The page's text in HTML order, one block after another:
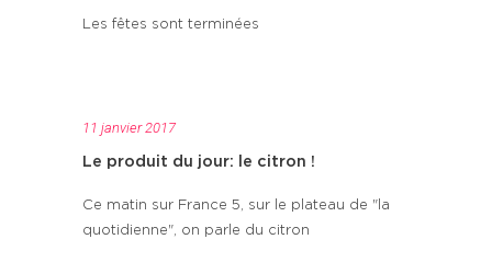
Les fêtes sont terminées
11 janvier 2017
Le produit du jour: le citron !
Ce matin sur France 5, sur le plateau de "la
quotidienne", on parle du citron